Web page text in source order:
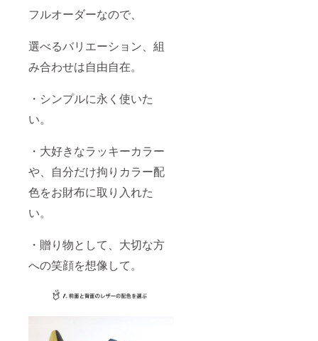
フルオーダーなので、
選べるバリエーション、組
み合わせは自由自在。
・シンプルに永く使いた
い。
・大好きなラッキーカラー
や、自分だけ拘りカラー配
色をお財布に取り入れた
い。
・贈り物として、大切な方
への笑顔を想像して。